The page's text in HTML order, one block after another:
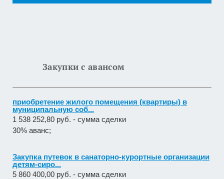
Закупки с авансом
приобретение жилого помещения (квартиры) в
муниципальную соб...
1 538 252,80 руб. - сумма сделки
30% аванс;
Закупка путевок в санаторно-курортные организации
детям-сиро...
5 860 400,00 руб. - сумма сделки